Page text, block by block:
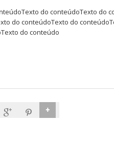
do conteúdoTexto do
do conteúdoTexto do
do conteúdo